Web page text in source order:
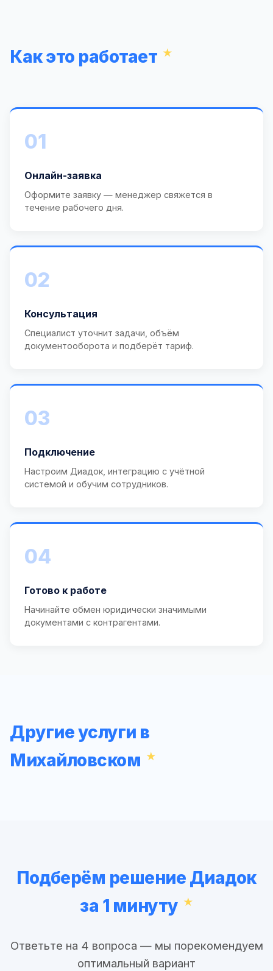
Как это работает
01
Онлайн-заявка
Оформите заявку — менеджер свяжется в
течение рабочего дня.
02
Консультация
Специалист уточнит задачи, объём
документооборота и подберёт тариф.
03
Подключение
Настроим Диадок, интеграцию с учётной
системой и обучим сотрудников.
04
Готово к работе
Начинайте обмен юридически значимыми
документами с контрагентами.
Другие услуги в
Михайловском
Подберём решение Диадок
за 1 минуту
Ответьте на 4 вопроса — мы порекомендуем
оптимальный вариант